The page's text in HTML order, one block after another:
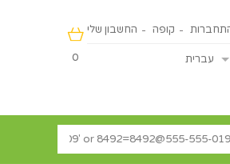
0
החשבון שלי קופה
עברית